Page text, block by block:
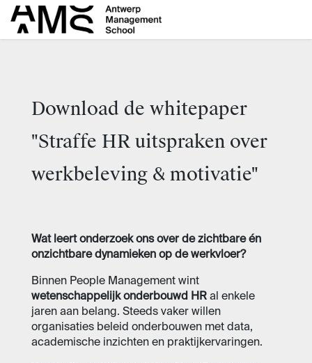
Skip to Content
Download de whitepaper
"Straffe HR uitspraken over
werkbeleving & motivatie"
Wat leert onderzoek ons over de zichtbare én
onzichtbare dynamieken op de werkvloer?
Binnen People Management wint
wetenschappelijk onderbouwd HR al enkele
jaren aan belang. Steeds vaker willen
organisaties beleid onderbouwen met data,
academische inzichten en praktijkervaringen.